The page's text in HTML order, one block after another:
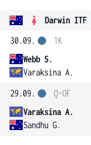
Darwin ITF
30.09.
Webb S.
Varaksina A.
1K
29.09.
Varaksina A.
Sandhu G.
Q-OF